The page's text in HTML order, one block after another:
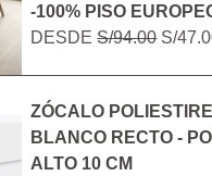
-100% PISO
DESDES/94.00S/
ZÓCALO
BLANCO RECTO -
ALTO 10 CM